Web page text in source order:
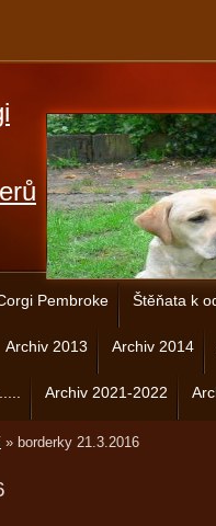
Pembroke Štěňata k
Archiv 2013 Archiv 2014
Archiv 2021-2022
» borderky 21.3.2016